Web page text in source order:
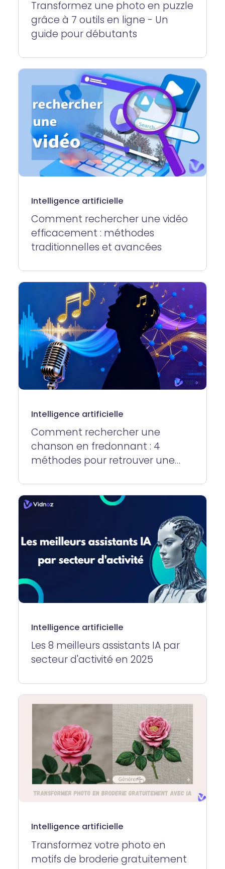
Transformez une photo en puzzle
grâce à 7 outils en ligne - Un
guide pour débutants
Intelligence artificielle
Comment rechercher une vidéo
efficacement : méthodes
traditionnelles et avancées
Intelligence artificielle
Comment rechercher une
chanson en fredonnant : 4
méthodes pour retrouver une
gratuitement
Intelligence artificielle
Les 8 meilleurs assistants IA par
secteur d'activité en 2025
Intelligence artificielle
Transformez votre photo en
motifs de broderie gratuitement